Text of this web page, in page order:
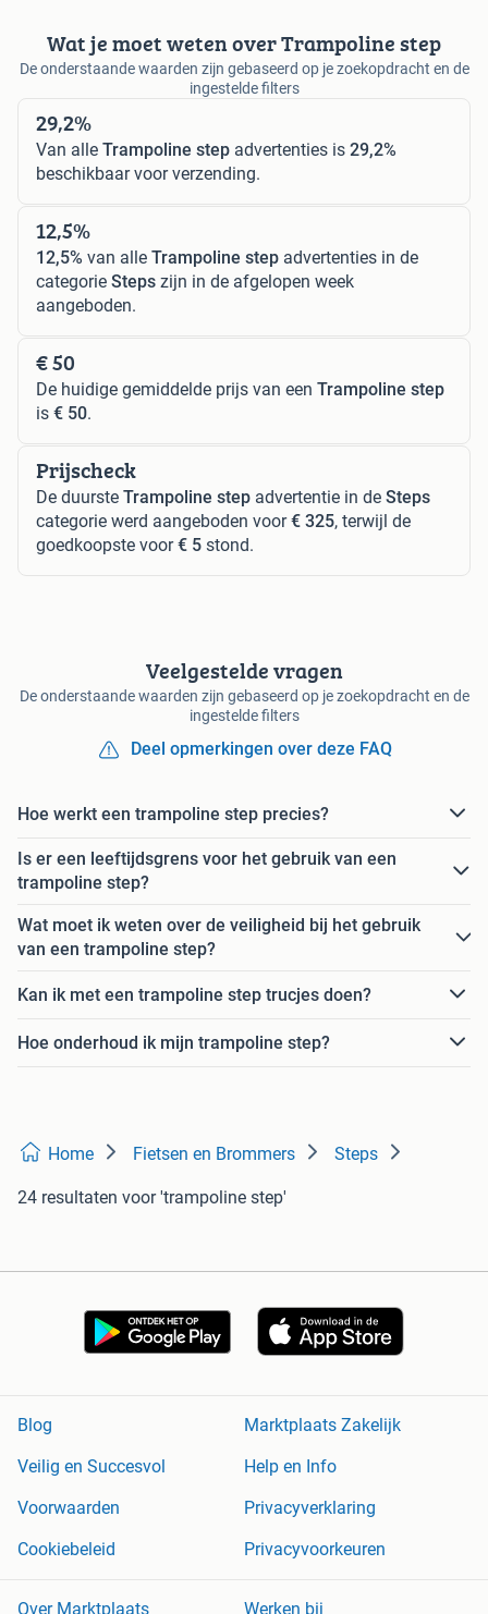
Wat je moet weten over Trampoline step
De onderstaande waarden zijn gebaseerd op je zoekopdracht en de
ingestelde filters
29,2%
Van alle Trampoline step advertenties is 29,2%
beschikbaar voor verzending.
12,5%
12,5% van alle Trampoline step advertenties in de
categorie Steps zijn in de afgelopen week
aangeboden.
€ 50
De huidige gemiddelde prijs van een Trampoline step
is € 50.
Prijscheck
De duurste Trampoline step advertentie in de Steps
categorie werd aangeboden voor€ 325, terwijl de
goedkoopste voor€ 5 stond.
Veelgestelde vragen
De onderstaande waarden zijn gebaseerd op je zoekopdracht en de
ingestelde filters
Deel opmerkingen over deze FAQ
Hoe werkt een trampoline step precies?
Is er een leeftijdsgrens voor het gebruik van een
trampoline step?
Wat moet ik weten over de veiligheid bij het gebruik
van een trampoline step?
Kan ik met een trampoline step trucjes doen?
Hoe onderhoud ik mijn trampoline step?
Home Fietsen en Brommers Steps
24 resultaten voor 'trampoline step'
Blog
Marktplaats Zakelijk
Veilig en Succesvol
Help en Info
Voorwaarden
Privacyverklaring
Cookiebeleid
Privacyvoorkeuren
Over Marktplaats Werken bij